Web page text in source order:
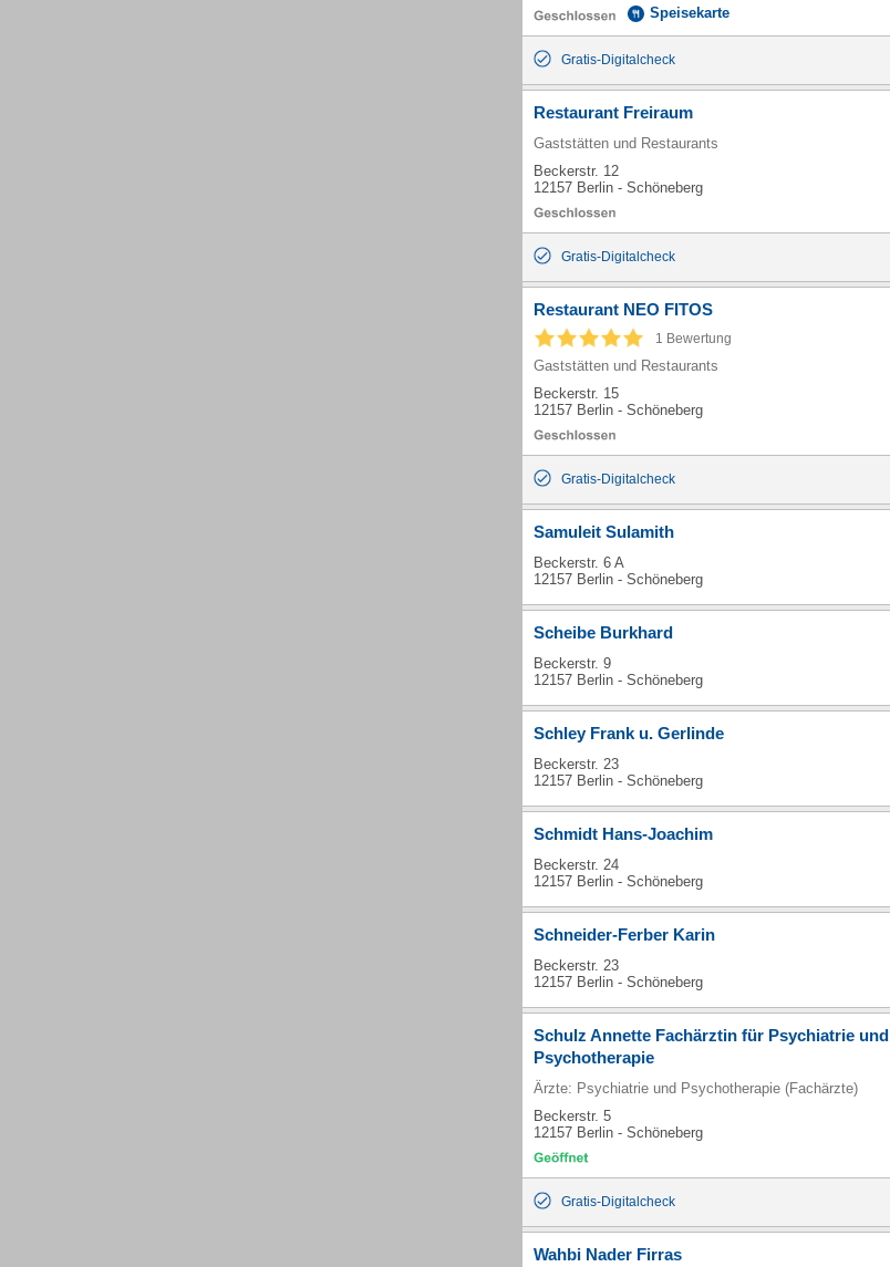
Speisekarte
Gratis-Digitalcheck
Restaurant Freiraum
Gaststätten und Restaurants
Beckerstr. 12
12157 Berlin - Schöneberg
Gratis-Digitalcheck
Restaurant NEO FITOS
1 Bewertung
Gaststätten und Restaurants
Beckerstr. 15
12157 Berlin - Schöneberg
Gratis-Digitalcheck
Samuleit Sulamith
Beckerstr. 6 A
12157 Berlin - Schöneberg
Scheibe Burkhard
Beckerstr. 9
12157 Berlin - Schöneberg
Schley Frank u. Gerlinde
Beckerstr. 23
12157 Berlin - Schöneberg
Schmidt Hans-Joachim
Beckerstr. 24
12157 Berlin - Schöneberg
Schneider-Ferber Karin
Beckerstr. 23
12157 Berlin - Schöneberg
Schulz Annette Fachärztin für Psychiatrie und
Psychotherapie
Ärzte: Psychiatrie und Psychotherapie (Fachärzte)
Beckerstr. 5
12157 Berlin - Schöneberg
Gratis-Digitalcheck
Wahbi Nader Firras